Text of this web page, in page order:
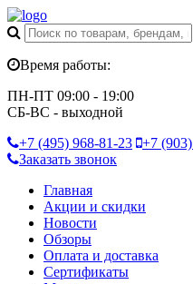
Время работы:
ПН-ПТ 09:00 - 19:00
СБ-ВС - выходной
+7 (495) 968-81-23 +7 (903)
Заказать звонок
Главная
Акции и скидки
Новости
Обзоры
Оплата и доставка
Сертификаты